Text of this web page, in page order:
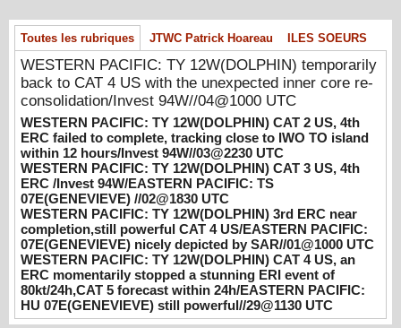
hours/Invest 94W//03@2230 UTC
08/04/2026 - PATRICK HOAREAU
WESTERN PACIFIC: TY 12W(DOLPHIN)
CAT 3 US, 4th ERC /Invest 94W/EASTERN
PACIFIC: TS 07E(GENEVIEVE) //02@1830
UTC
08/02/2026 -PATRICK HOAREAU
WESTERN PACIFIC: TY 12W(DOLPHIN)
3rd ERC near completion,still powerful CAT
4 US/EASTERN PACIFIC: 07E(GENEVIEVE)
nicely depicted by SAR//01@1000 UTC
08/01/2026 -PATRICK HOAREAU
WESTERN PACIFIC: TY 12W(DOLPHIN)
CAT 4 US, an ERC momentarily stopped a
stunning ERI event of 80kt/24h,CAT 5
Toutes les rubriques JTWC Patrick Hoareau ILES SOEURS
WESTERN PACIFIC: TY 12W(DOLPHIN) temporarily
back to CAT 4 US with the unexpected inner core re-
consolidation/Invest 94W//04@1000 UTC
WESTERN PACIFIC: TY 12W(DOLPHIN) CAT 2 US, 4th
ERC failed to complete, tracking close to IWO TO island
within 12 hours/Invest 94W//03@2230 UTC
WESTERN PACIFIC: TY 12W(DOLPHIN) CAT 3 US, 4th
ERC /Invest 94W/EASTERN PACIFIC: TS
07E(GENEVIEVE) //02@1830 UTC
WESTERN PACIFIC: TY 12W(DOLPHIN) 3rd ERC near
completion,still powerful CAT 4 US/EASTERN PACIFIC:
07E(GENEVIEVE) nicely depicted by SAR//01@1000 UTC
WESTERN PACIFIC: TY 12W(DOLPHIN) CAT 4 US, an
ERC momentarily stopped a stunning ERI event of
80kt/24h,CAT 5 forecast within 24h/EASTERN PACIFIC:
HU 07E(GENEVIEVE) still powerful//29@1130 UTC